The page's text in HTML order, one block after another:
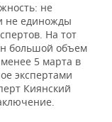
не
не единожды
На тот
большой объем
5 марта в
экспертами
Киянский